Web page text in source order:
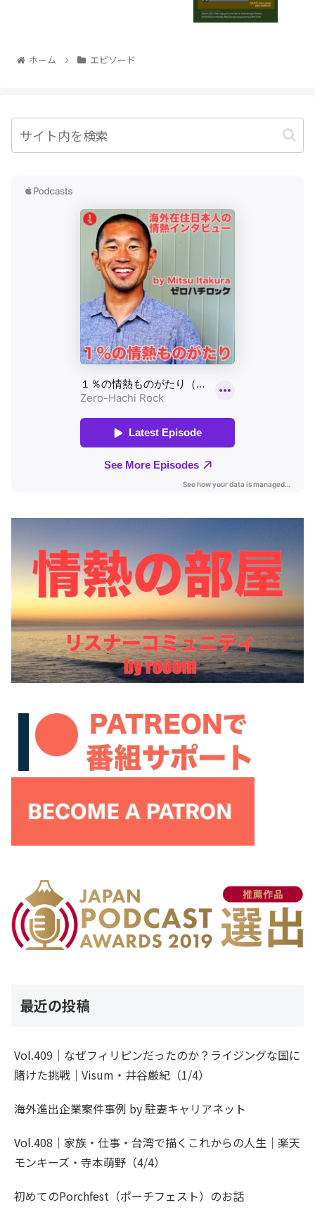
ホーム エピソード
最近の投稿
Vol.409｜なぜフィリピンだったのか？ライジングな国に
賭けた挑戦｜Visum・井谷厳紀（1/4）
海外進出企業案件事例 by 駐妻キャリアネット
Vol.408｜家族・仕事・台湾で描くこれからの人生｜楽天
モンキーズ・寺本萌野（4/4）
初めてのPorchfest（ポーチフェスト）のお話